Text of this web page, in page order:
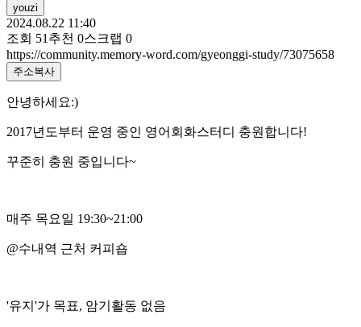
youzi
2024.08.22 11:40
조회 51 추천 0스크랩 0
https://community.memory-word.com/gyeonggi-study/73075658
주소복사
안녕하세요:)
2017년도부터 운영 중인 영어회화스터디 충원합니다!
꾸준히 충원 중입니다~
매주 목요일 19:30~21:00
@수내역 근처 커피숍
'유지'가 목표, 암기활동 없음